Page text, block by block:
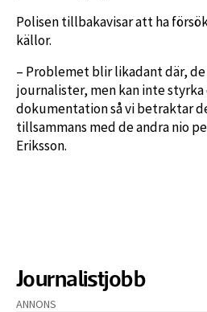
Polisen tillbakavisar att ha
källor.
– Problemet blir likadant där,
journalister, men kan inte
dokumentation så vi betraktar
tillsammans med de andra nio
Eriksson.
HANNA
KLAS
Journalistjobb
ANNONS